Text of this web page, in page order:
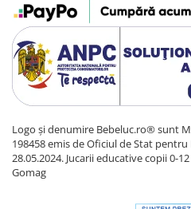
Logo și denumire Bebeluc.ro® sunt
198458 emis de Oficiul de Stat
28.05.2024. Jucarii educative copii 0-
Gomag